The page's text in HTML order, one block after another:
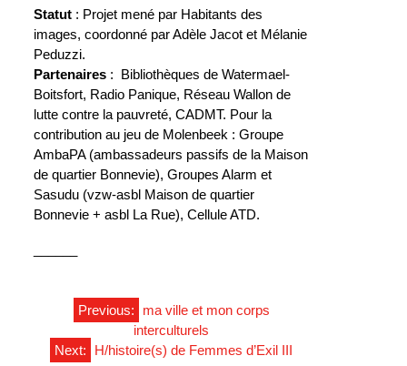
Statut : Projet mené par Habitants des
images, coordonné par Adèle Jacot et Mélanie
Peduzzi.
Partenaires : Bibliothèques de Watermael-
Boitsfort, Radio Panique, Réseau Wallon de
lutte contre la pauvreté, CADMT. Pour la
contribution au jeu de Molenbeek : Groupe
AmbaPA (ambassadeurs passifs de la Maison
de quartier Bonnevie), Groupes Alarm et
Sasudu (vzw-asbl Maison de quartier
Bonnevie + asbl La Rue), Cellule ATD.
NAVIGATION
Previous:
ma ville et mon corps
interculturels
Next:
H/histoire(s) de Femmes d’Exil III